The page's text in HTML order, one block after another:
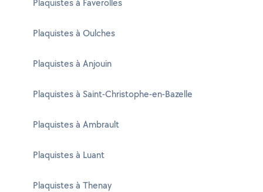
Plaquistes à Faverolles
Plaquistes à Oulches
Plaquistes à Anjouin
Plaquistes à Saint-Christophe-en-Bazelle
Plaquistes à Ambrault
Plaquistes à Luant
Plaquistes à Thenay